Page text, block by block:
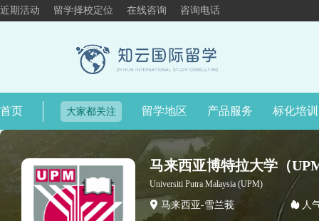
近期活动 留学择校定位 在线咨询 咨询电话
首页 大家都关注 留学地区 产品服务 标化培训
马来西亚博特拉大学（
Universiti Putra Malaysia (UPM)
马来西亚-雪兰莪 人